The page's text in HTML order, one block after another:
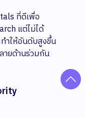
ที่ดีเพื่อ
แต่ไม่ได้
ำให้อันดับสูงขึ้น
ยด้านร่วมกัน